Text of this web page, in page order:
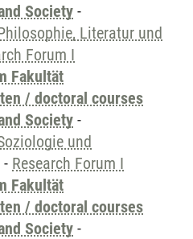
Society -
Literatur und
Forum I
Fakultät
/ doctoral courses
Society -
und
- Research Forum I
Fakultät
/ doctoral courses
Society -